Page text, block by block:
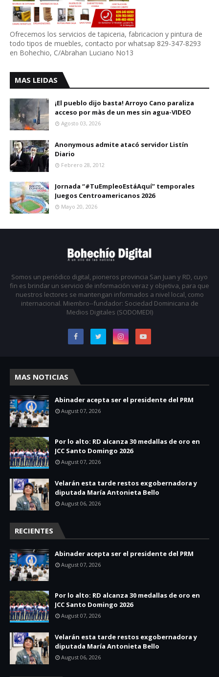
Ofrecemos los servicios de tapiceria, fabricacion y pintura de
todo tipos de muebles, contacto por whatsap 829-347-8293
en Bohechio, C/Abrahan Luciano No13
MAS LEIDAS
¡El pueblo dijo basta! Arroyo Cano paraliza
acceso por màs de un mes sin agua-VIDEO
Agosto 03, 2026
Anonymous admite atacó servidor Listín
Diario
Febrero 28, 2012
Jornada “#TuEmpleoEstáAquí” temporales
Juegos Centroamericanos 2026
Mayo 20, 2026
Somos un periódico digital, pioneros provincia San Juan y RD, cuyo
fin es brindar un servicio de información veraz y objetiva, para que
nuestros lectores se mantengan informados a nivel local, como
internacional. Miembro--fundador: Sociedad Dominicana de
Medios Digitales (SODOMEDI)
MAS NOTICIAS
Abinader acepta ser el presidente del PRM
August 07, 2026
Por lo alto: RD alcanza 30 medallas de oro en
JCC Santo Domingo 2026
August 07, 2026
Velarán esta tarde restos exgobernadora y
diputada María Antonieta Bello
August 06, 2026
RECIENTES
Abinader acepta ser el presidente del PRM
August 07, 2026
Por lo alto: RD alcanza 30 medallas de oro en
JCC Santo Domingo 2026
August 07, 2026
Velarán esta tarde restos exgobernadora y
diputada María Antonieta Bello
August 06, 2026